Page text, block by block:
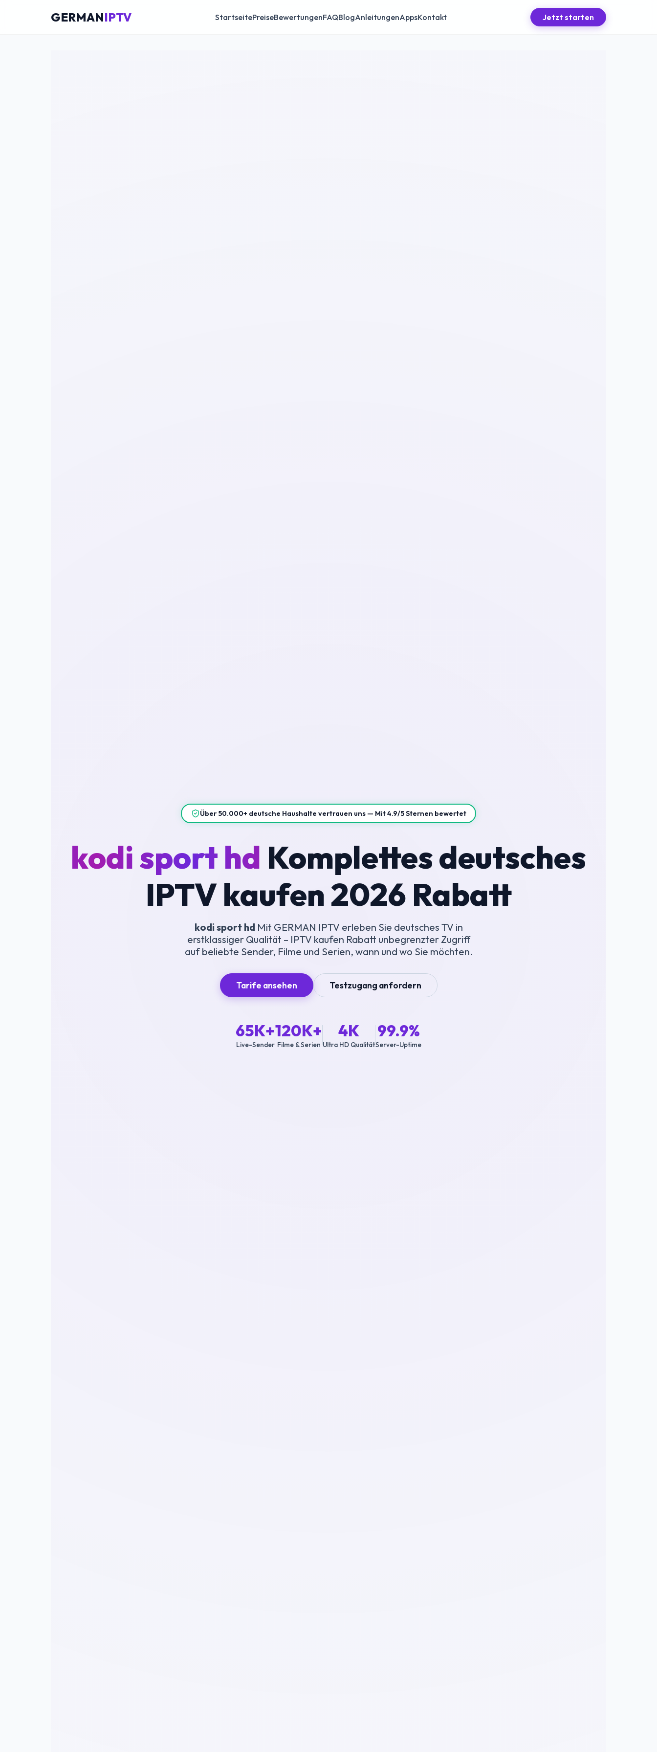
GERMANIPTV StartseitePreiseBewertungenFAQBlogAnleitungenAppsKontakt Jetzt starten
Über 50.000+ deutsche Haushalte vertrauen uns — Mit 4.9/5 Sternen bewertet
kodi sport hd Komplettes deutsches
IPTV kaufen 2026 Rabatt
kodi sport hdMit GERMAN IPTV erleben Sie deutsches TV in
erstklassiger Qualität – IPTV kaufen Rabatt unbegrenzter Zugriff
auf beliebte Sender, Filme und Serien, wann und wo Sie möchten.
Tarife ansehen Testzugang anfordern
65K+
Live-Sender
120K+
Filme & Serien
4K
Ultra HD Qualität
99.9%
Server-Uptime